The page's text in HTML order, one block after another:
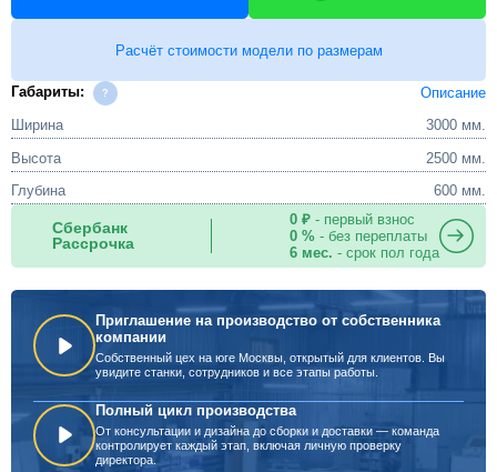
Контакты
Расчёт стоимости модели по размерам
Габариты:
Описание
Ширина
3000 мм.
Высота
2500 мм.
Глубина
600 мм.
Сбербанк
Рассрочка
0 ₽- первый взнос
0 %- без переплаты
6 мес. - срок пол года
Приглашение на производство от собственника
компании
Собственный цех на юге Москвы, открытый для клиентов. Вы
увидите станки, сотрудников и все этапы работы.
Полный цикл производства
От консультации и дизайна до сборки и доставки — команда
контролирует каждый этап, включая личную проверку
директора.